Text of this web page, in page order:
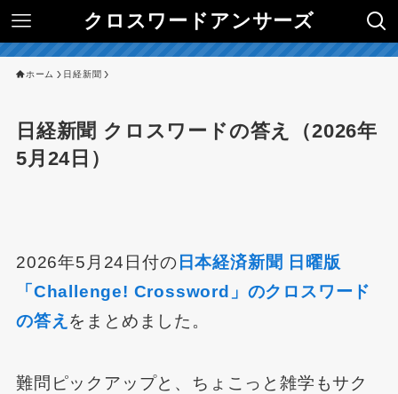
クロスワードアンサーズ
ホーム 日経新聞
日経新聞 クロスワードの答え（2026年
5月24日）
2026年5月24日付の 日本経済新聞 日曜版
「Challenge! Crossword」のクロスワード
の答え をまとめました。
難問ピックアップと、ちょこっと雑学もサク